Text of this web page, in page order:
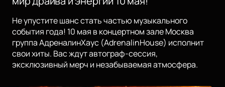
Не упустите шанс стать частью музыкального
события года! 10 мая в концертном зале Москва
группа АдреналинХаус (AdrenalinHouse) исполнит
свои хиты. Вас ждут автограф-сессия,
эксклюзивный мерч и незабываемая атмосфера.